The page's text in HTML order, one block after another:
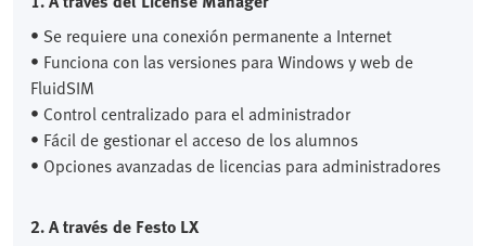
• Se requiere una conexión permanente a Internet
• Funciona con las versiones para Windows y web de
FluidSIM
• Control centralizado para el administrador
• Fácil de gestionar el acceso de los alumnos
• Opciones avanzadas de licencias para administradores
2. A través de Festo LX